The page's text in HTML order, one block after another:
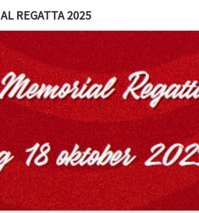
REGATTA 2025